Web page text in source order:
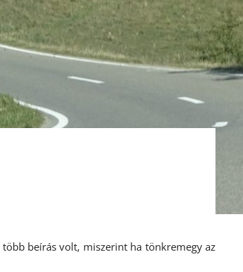
beírás volt, miszerint ha tönkremegy az